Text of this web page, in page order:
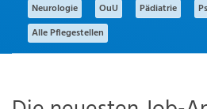
Neurologie
OuU Pädiatrie
Alle Pflegestellen